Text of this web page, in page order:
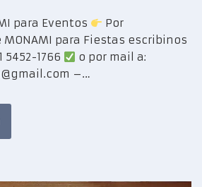
para Eventos
Por
para Fiestas escribinos
5452-1766
o por mail a:
–…